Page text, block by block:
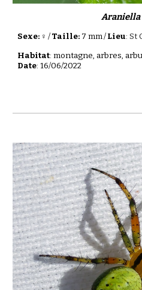
Araniella
Sexe: ♀/Taille: 7 mm/Lieu:St
Habitat: montagne, arbres,
Date: 16/06/2022